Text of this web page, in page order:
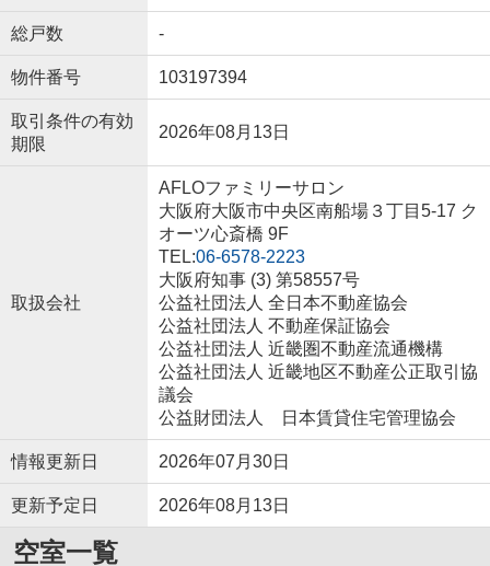
総戸数 -
物件番号 103197394
取引条件の有効
期限
2026年08月13日
取扱会社
AFLOファミリーサロン
大阪府大阪市中央区南船場３丁目5-17 ク
オーツ心斎橋 9F
TEL:06-6578-2223
大阪府知事 (3) 第58557号
公益社団法人 全日本不動産協会
公益社団法人 不動産保証協会
公益社団法人 近畿圏不動産流通機構
公益社団法人 近畿地区不動産公正取引協
議会
公益財団法人 日本賃貸住宅管理協会
情報更新日 2026年07月30日
更新予定日 2026年08月13日
空室一覧